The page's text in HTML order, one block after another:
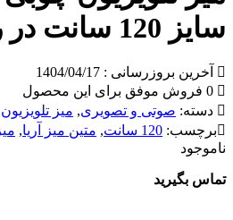
سایز 120 سانت در رنگ آنتیک کاج
آخرین بروزرسانی : 1404/04/17
دسته: صوتی و تصویری, میز تلویزیون
برچسب: 120 سانت , متین میز آریا,
ناموجود
تماس بگیرید